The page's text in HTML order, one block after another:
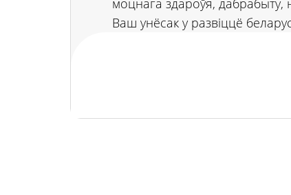
Ваш унёсак у развіццё